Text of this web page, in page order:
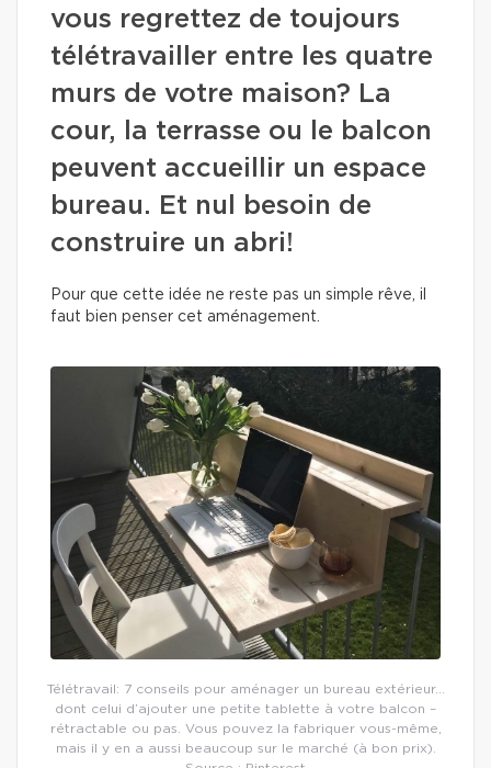
vous regrettez de toujours
télétravailler entre les quatre
murs de votre maison? La
cour, la terrasse ou le balcon
peuvent accueillir un espace
bureau. Et nul besoin de
construire un abri!
Pour que cette idée ne reste pas un simple rêve, il
faut bien penser cet aménagement.
Télétravail: 7 conseils pour aménager un bureau extérieur…
dont celui d’ajouter une petite tablette à votre balcon –
rétractable ou pas. Vous pouvez la fabriquer vous-même,
mais il y en a aussi beaucoup sur le marché (à bon prix).